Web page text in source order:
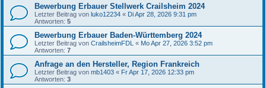
Bewerbung Erbauer Stellwerk Crailsheim 2024
Letzter Beitrag von luko12234 « Di Apr 28, 2026 9:31 pm
Antworten: 5
Bewerbung Erbauer Baden-Württemberg 2024
Letzter Beitrag von CrailsheimFDL « Mo Apr 27, 2026 3:52 pm
Antworten: 7
Anfrage an den Hersteller, Region Frankreich
Letzter Beitrag von mb1403 « Fr Apr 17, 2026 12:33 pm
Antworten: 3